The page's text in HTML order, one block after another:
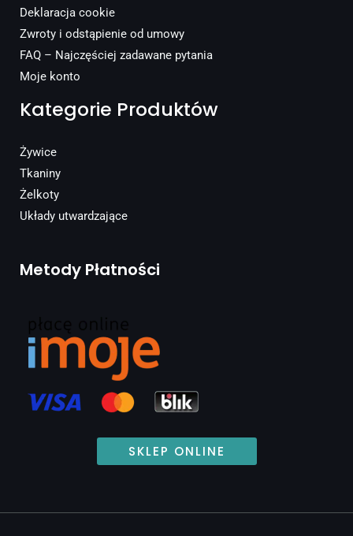
Deklaracja cookie
Zwroty i odstąpienie od umowy
FAQ – Najczęściej zadawane pytania
Moje konto
Kategorie Produktów
Żywice
Tkaniny
Żelkoty
Układy utwardzające
Metody Płatności
SKLEP ONLINE